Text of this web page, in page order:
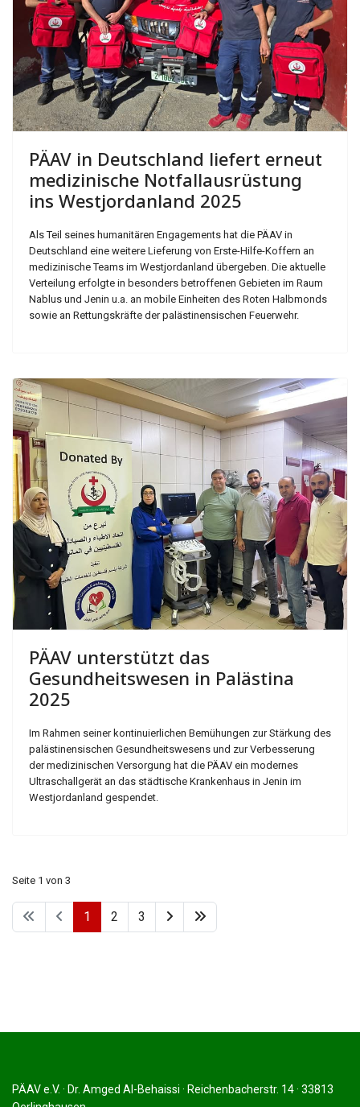
PÄAV in Deutschland liefert erneut
medizinische Notfallausrüstung
ins Westjordanland 2025
Als Teil seines humanitären Engagements hat die PÄAV in
Deutschland eine weitere Lieferung von Erste-Hilfe-Koffern an
medizinische Teams im Westjordanland übergeben. Die aktuelle
Verteilung erfolgte in besonders betroffenen Gebieten im Raum
Nablus und Jenin u.a. an mobile Einheiten des Roten Halbmonds
sowie an Rettungskräfte der palästinensischen Feuerwehr.
PÄAV unterstützt das
Gesundheitswesen in Palästina
2025
Im Rahmen seiner kontinuierlichen Bemühungen zur Stärkung des
palästinensischen Gesundheitswesens und zur Verbesserung
der medizinischen Versorgung hat die PÄAV ein modernes
Ultraschallgerät an das städtische Krankenhaus in Jenin im
Westjordanland gespendet.
Seite 1 von 3
1 2 3
PÄAV e.V. · Dr. Amged Al-Behaissi · Reichenbacherstr. 14 · 33813